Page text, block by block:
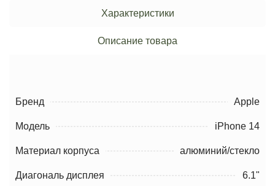
Характеристики
Описание товара
Бренд Apple
Модель iPhone 14
Материал корпуса алюминий/стекло
Диагональ дисплея 6.1"